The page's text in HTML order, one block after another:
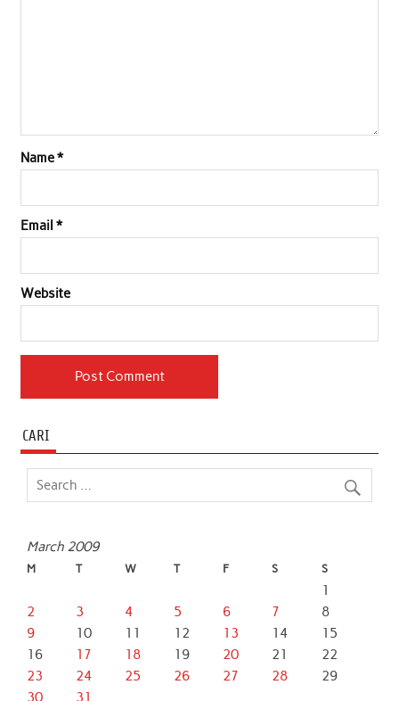
Name*
Email *
Website
CARI
March 2009
M T W T F S S
1
2
3 4 5 6 7
8
9
10 11 12 13 14
15
16
17 18 19 20 21
22
23
24 25 26 27 28
29
30
31